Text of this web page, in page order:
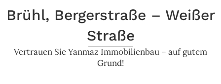
Brühl, Bergerstraße – Weißer
Straße
Vertrauen Sie Yanmaz Immobilienbau – auf gutem
Grund!